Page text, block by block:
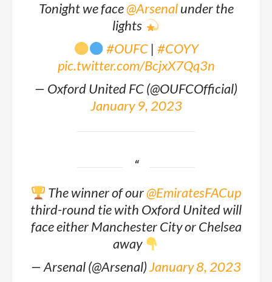
Tonight we face@Arsenalunder the
lights
#OUFC| #COYY
pic.twitter.com/BcjxX7Qq3n
— Oxford United FC (@OUFCOfficial)
January 9, 2023
The winner of our@EmiratesFACup
third-round tie with Oxford United will
face either Manchester City or Chelsea
away
— Arsenal (@Arsenal)January 8, 2023